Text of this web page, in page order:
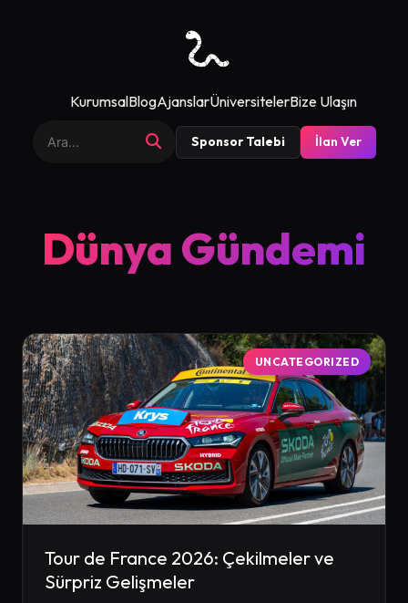
KurumsalBlogAjanslarÜniversitelerBize Ulaşın
Sponsor Talebi İlan Ver
Dünya Gündemi
UNCATEGORIZED
Tour de France 2026: Çekilmeler ve
Sürpriz Gelişmeler